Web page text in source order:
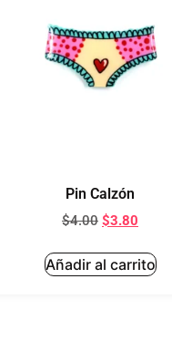
Pin Calzón
$4.00 $3.80
Añadir al carrito